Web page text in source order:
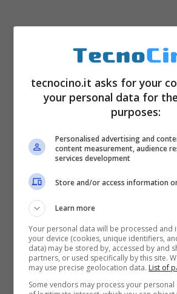
Seleziona, quindi, le immagini
parte alta della finestra
destra o sinistra alla ricerca
composizione foto ideale. A
automaticamente. Nella
scegliere quali effetti applicare
immagini, sostituirle una ad
l’effetto specchio, capovolgere
inserire i bordi.
Instagram Layout:
tecnocino.it asks for your
your personal data for
purposes:
Personalised advertising and
content measurement, audience
services development
Store and/or access information
Learn more
Your personal data will be processed and
your device (cookies, unique identifiers,
data) may be stored by, accessed by and
partners, or used specifically by this site.
may use precise geolocation data. List of
Some vendors may process your